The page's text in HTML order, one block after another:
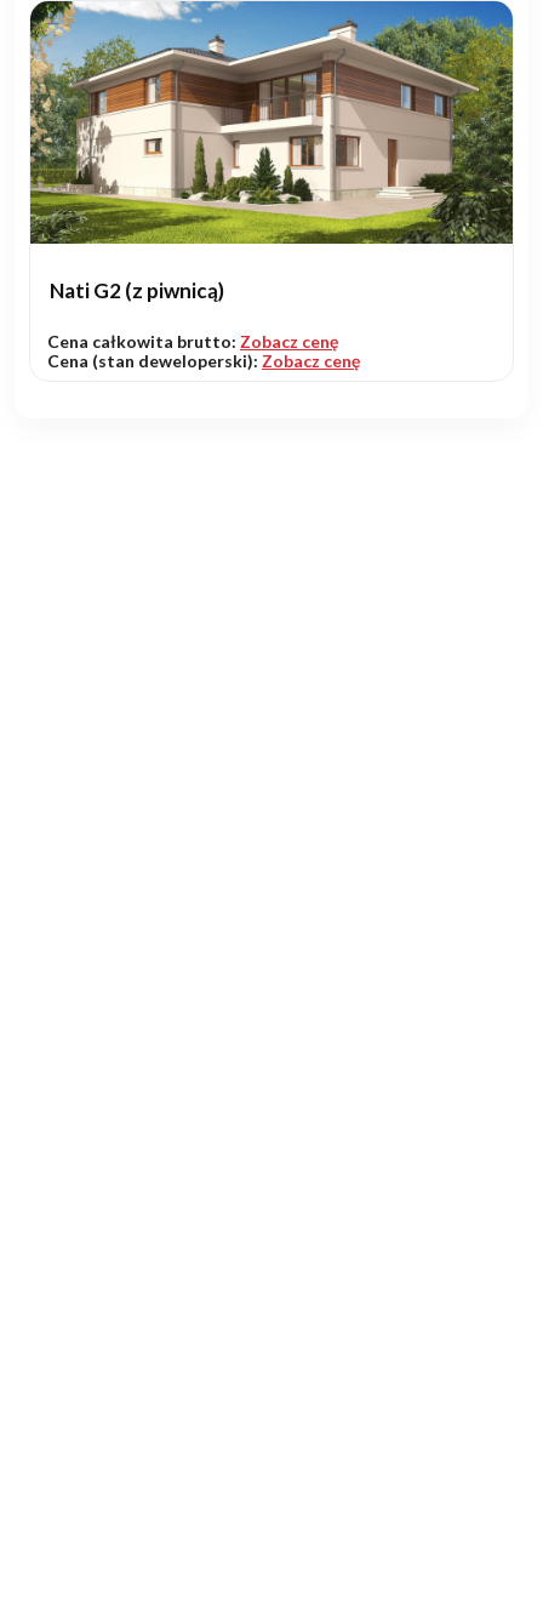
Nati G2 (z piwnicą)
Cena całkowita brutto: Zobacz cenę
Cena (stan deweloperski): Zobacz cenę